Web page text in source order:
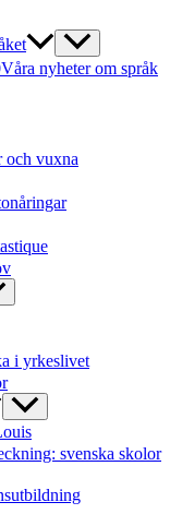
Våra nyheter om språk
och vuxna
i yrkeslivet
svenska skolor